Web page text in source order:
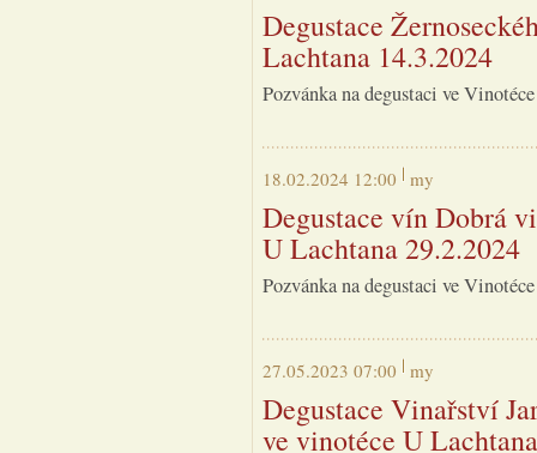
Degustace
Lachtana 14.3.2024
Pozvánka na degustaci ve
18.02.2024 12:00 my
Degustace vín Dobrá
U Lachtana 29.2.2024
Pozvánka na degustaci ve
27.05.2023 07:00 my
Degustace Vinařství
ve vinotéce U